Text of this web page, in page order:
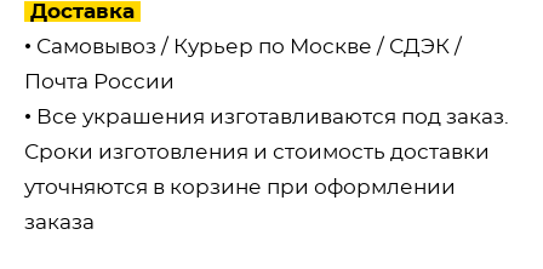
Доставка
• Самовывоз / Курьер по Москве / СДЭК /
Почта России
• Все украшения изготавливаются под заказ.
Сроки изготовления и стоимость доставки
уточняются в корзине при оформлении
заказа